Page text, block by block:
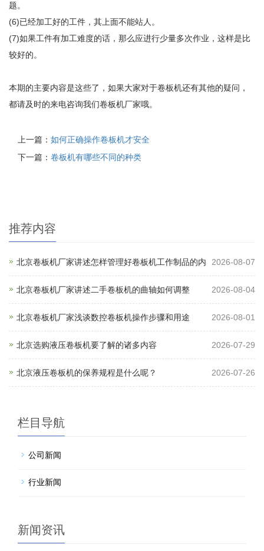
题。
(6)已经加工好的工件，其上面不能站人。
(7)如果工件有加工难度的话，那么应进行少量多次作业，这样是比
较好的。
本期的主要内容是这些了，如果大家对于卷板机还有其他的疑问，
都请及时的来电咨询我们卷板机厂家哦。
上一篇： 如何正确操作卷板机才安全
下一篇： 卷板机有哪些不同的种类
推荐内容
北京卷板机厂家讲述怎样管理好卷板机工作制品的内 2026-08-07
北京卷板机厂家讲述二手卷板机的曲轴如何调整 2026-08-04
北京卷板机厂家浅谈数控卷板机操作步骤和用途 2026-08-01
北京选购液压卷板机要了解的诸多内容 2026-07-29
北京液压卷板机的保养规程是什么呢？ 2026-07-26
栏目导航
公司新闻
行业新闻
新闻资讯